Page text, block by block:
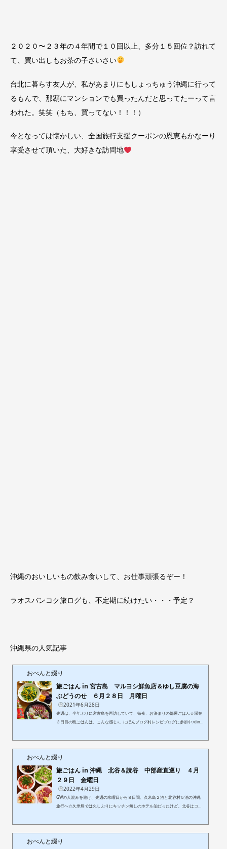
２０２０〜２３年の４年間で１０回以上、多分１５回位？訪れて
て、買い出しもお茶の子さいさい
台北に暮らす友人が、私があまりにもしょっちゅう沖縄に行って
るもんで、那覇にマンションでも買ったんだと思ってたーって言
われた。笑笑（もち、買ってない！！！）
今となっては懐かしい、全国旅行支援クーポンの恩恵もかなーり
享受させて頂いた、大好きな訪問地
沖縄のおいしいもの飲み食いして、お仕事頑張るぞー！
ラオスバンコク旅ログも、不定期に続けたい・・・予定？
沖縄県の人気記事
おべんと綴り
旅ごはん in 宮古島 マルヨシ鮮魚店＆ゆし豆腐の海
ぶどうのせ ６月２８日 月曜日
2021年6月28日
先週は、半年ぶりに宮古島を再訪していて、毎夜、お決まりの部屋ごはん☆滞在
３日目の晩ごはんは、こんな感じ↓。にほんブログ村レシピブログに参加中♪dinn
凍枝豆 マルヨシ鮮魚店この日のメインは勿論、前回の滞在でも足繁く通った、マ
おべんと綴り
旅ごはん in 沖縄 北谷＆読谷 中部産直巡り ４月
２９日 金曜日
2022年4月29日
GWの人混みを避け、先週の水曜日から８日間、久米島２泊と北谷村５泊の沖縄
旅行へ☆久米島では久しぶりにキッチン無しのホテル泊だったけど、北谷はコン
し、レンタカーで北谷村のコンドに着いたのは１８時ごろ。その日は宿から徒歩
おべんと綴り